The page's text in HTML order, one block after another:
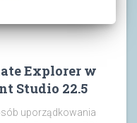
Explorer w
Studio 22.5
uporządkowania